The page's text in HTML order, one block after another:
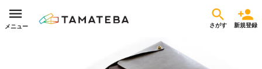
メニュー さがす 新規登録